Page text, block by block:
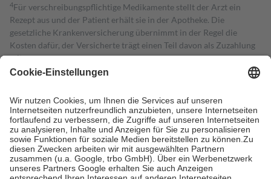
4Für verschreibungspflichtige Medikamente stellt der Arzt ein
Rezept aus und der Patient erhält sie in der Apotheke. Die
gesetzliche Krankenversicherung übernimmt in der Regel die
Kosten dafür, der Versicherte trägt einen Teil davon als Zuzahlung
mit.
Grundsätzlich leisten Mitglieder Zuzahlungen in Höhe von zehn
höchstens zehn Euro.
Es sind jedoch nie mehr als die tatsächlichen
Kosten der Leistung zu entrichten.
Diese Regeln gelten grundsätzlich auch für Online-Apotheken.
Bei Heilmitteln und häuslicher Krankenpflege beträgt die
Zuzahlung zehn Prozent der Kosten sowie zehn Euro je
Verordnung.
Um das Engagement der Versicherten für ihre eigene Gesundheit zu